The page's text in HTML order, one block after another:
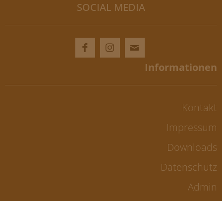
SOCIAL MEDIA
Kontakt
Impressum
Downloads
Datenschutz
Admin